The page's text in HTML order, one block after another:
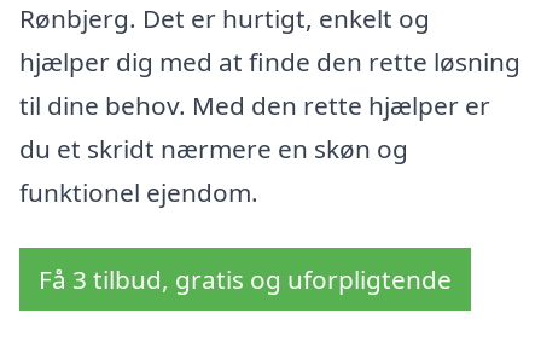
Rønbjerg. Det er hurtigt, enkelt og
hjælper dig med at finde den rette løsning
til dine behov. Med den rette hjælper er
du et skridt nærmere en skøn og
funktionel ejendom.
Få 3 tilbud, gratis og uforpligtende